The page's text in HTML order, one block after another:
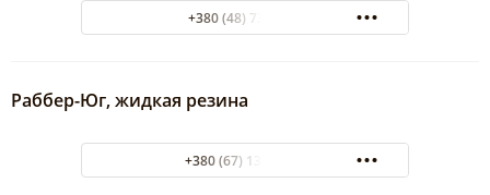
+380 (48) 7350429
Раббер-Юг, жидкая резина
+380 (67) 132 38 79